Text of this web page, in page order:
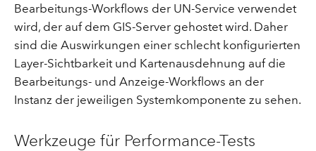
Bearbeitungs-Workflows der UN-Service verwendet
wird, der auf dem GIS-Server gehostet wird. Daher
sind die Auswirkungen einer schlecht konfigurierten
Layer-Sichtbarkeit und Kartenausdehnung auf die
Bearbeitungs- und Anzeige-Workflows an der
Instanz der jeweiligen Systemkomponente zu sehen.
Werkzeuge für Performance-Tests